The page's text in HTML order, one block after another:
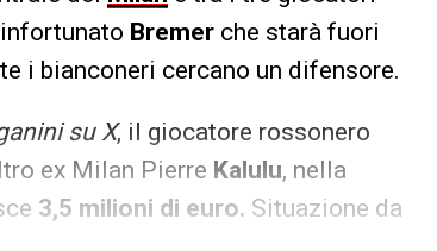
Bremer che starà fuori
i bianconeri cercano un difensore.
su X, il giocatore rossonero
ex Milan Pierre Kalulu, nella
3,5 milioni di euro. Situazione da